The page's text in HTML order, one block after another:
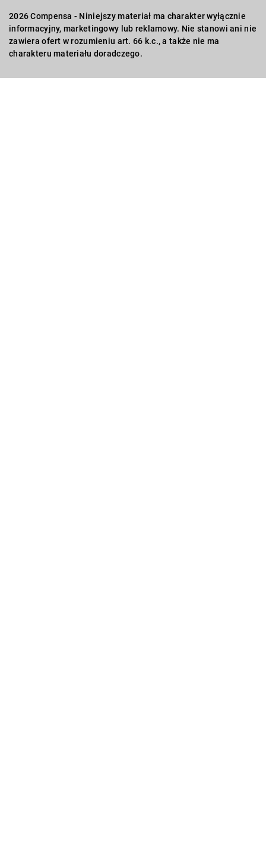
2026 Compensa - Niniejszy materiał ma charakter wyłącznie
informacyjny, marketingowy lub reklamowy. Nie stanowi ani nie
zawiera ofert w rozumieniu art. 66 k.c., a także nie ma
charakteru materiału doradczego.